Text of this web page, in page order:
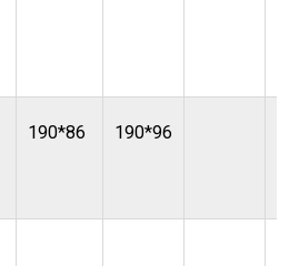
190*86 190*96